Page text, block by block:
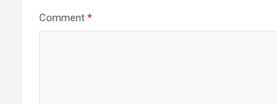
Comment *